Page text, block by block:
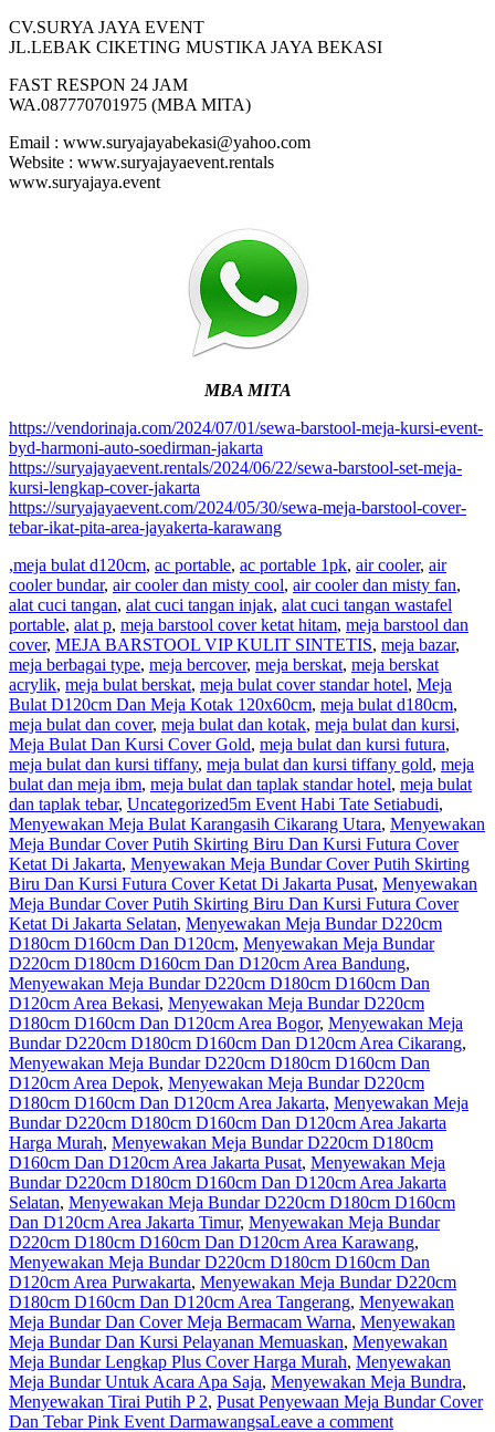
CV.SURYA JAYA EVENT
JL.LEBAK CIKETING MUSTIKA JAYA BEKASI
FAST RESPON 24 JAM
WA.087770701975 (MBA MITA)
Email : www.suryajayabekasi@yahoo.com
Website : www.suryajayaevent.rentals
www.suryajaya.event
MBA MITA
https://vendorinaja.com/2024/07/01/sewa-barstool-meja-kursi-event-
byd-harmoni-auto-soedirman-jakarta
https://suryajayaevent.rentals/2024/06/22/sewa-barstool-set-meja-
kursi-lengkap-cover-jakarta
https://suryajayaevent.com/2024/05/30/sewa-meja-barstool-cover-
tebar-ikat-pita-area-jayakerta-karawang
,meja bulat d120cm, ac portable, ac portable 1pk, air cooler, air
cooler bundar, air cooler dan misty cool, air cooler dan misty fan,
alat cuci tangan, alat cuci tangan injak, alat cuci tangan wastafel
portable, alat p, meja barstool cover ketat hitam, meja barstool dan
cover, MEJA BARSTOOL VIP KULIT SINTETIS, meja bazar,
meja berbagai type, meja bercover, meja berskat, meja berskat
acrylik, meja bulat berskat, meja bulat cover standar hotel, Meja
Bulat D120cm Dan Meja Kotak 120x60cm, meja bulat d180cm,
meja bulat dan cover, meja bulat dan kotak, meja bulat dan kursi,
Meja Bulat Dan Kursi Cover Gold, meja bulat dan kursi futura,
meja bulat dan kursi tiffany, meja bulat dan kursi tiffany gold, meja
bulat dan meja ibm, meja bulat dan taplak standar hotel, meja bulat
dan taplak tebar, Uncategorized5m Event Habi Tate Setiabudi,
Menyewakan Meja Bulat Karangasih Cikarang Utara, Menyewakan
Meja Bundar Cover Putih Skirting Biru Dan Kursi Futura Cover
Ketat Di Jakarta, Menyewakan Meja Bundar Cover Putih Skirting
Biru Dan Kursi Futura Cover Ketat Di Jakarta Pusat, Menyewakan
Meja Bundar Cover Putih Skirting Biru Dan Kursi Futura Cover
Ketat Di Jakarta Selatan, Menyewakan Meja Bundar D220cm
D180cm D160cm Dan D120cm, Menyewakan Meja Bundar
D220cm D180cm D160cm Dan D120cm Area Bandung,
Menyewakan Meja Bundar D220cm D180cm D160cm Dan
D120cm Area Bekasi, Menyewakan Meja Bundar D220cm
D180cm D160cm Dan D120cm Area Bogor, Menyewakan Meja
Bundar D220cm D180cm D160cm Dan D120cm Area Cikarang,
Menyewakan Meja Bundar D220cm D180cm D160cm Dan
D120cm Area Depok, Menyewakan Meja Bundar D220cm
D180cm D160cm Dan D120cm Area Jakarta, Menyewakan Meja
Bundar D220cm D180cm D160cm Dan D120cm Area Jakarta
Harga Murah, Menyewakan Meja Bundar D220cm D180cm
D160cm Dan D120cm Area Jakarta Pusat, Menyewakan Meja
Bundar D220cm D180cm D160cm Dan D120cm Area Jakarta
Selatan, Menyewakan Meja Bundar D220cm D180cm D160cm
Dan D120cm Area Jakarta Timur, Menyewakan Meja Bundar
D220cm D180cm D160cm Dan D120cm Area Karawang,
Menyewakan Meja Bundar D220cm D180cm D160cm Dan
D120cm Area Purwakarta, Menyewakan Meja Bundar D220cm
D180cm D160cm Dan D120cm Area Tangerang, Menyewakan
Meja Bundar Dan Cover Meja Bermacam Warna, Menyewakan
Meja Bundar Dan Kursi Pelayanan Memuaskan, Menyewakan
Meja Bundar Lengkap Plus Cover Harga Murah, Menyewakan
Meja Bundar Untuk Acara Apa Saja, Menyewakan Meja Bundra,
Menyewakan Tirai Putih P 2, Pusat Penyewaan Meja Bundar Cover
Dan Tebar Pink Event DarmawangsaLeave a comment